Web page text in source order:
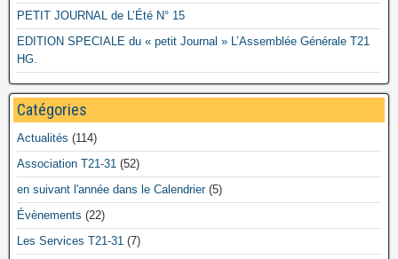
PETIT JOURNAL de L’Été N° 15
EDITION SPECIALE du « petit Journal » L’Assemblée Générale T21
HG.
Catégories
Actualités (114)
Association T21-31 (52)
en suivant l'année dans le Calendrier(5)
Évènements (22)
Les Services T21-31 (7)